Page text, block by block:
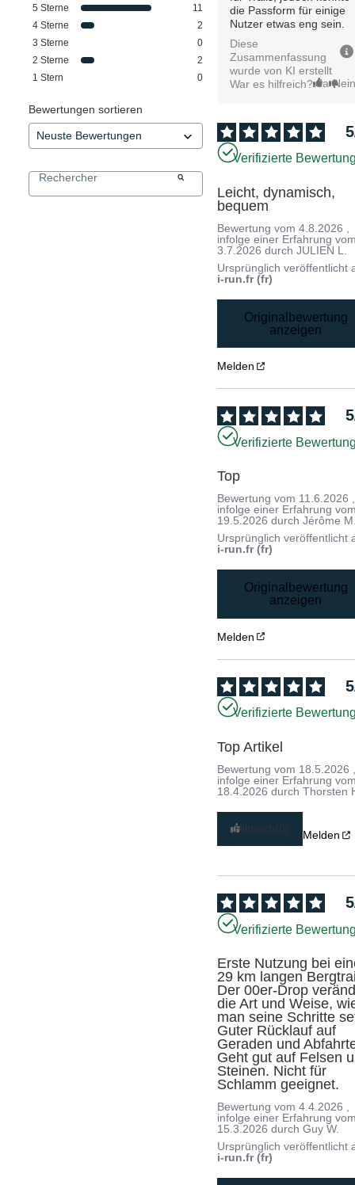
5 Sterne
11
4 Sterne
2
3 Sterne
0
2 Sterne
2
1 Stern 0
Bewertungen sortieren
die Passform für einige
Nutzer etwas eng sein.
Diese
Zusammenfassung
wurde von KI erstellt
War es hilfreich? Ja
5
Verifizierte
Leicht, dynamisch,
bequem
Bewertung vom4.8.2026
infolge einer Erfahrung
3.7.2026 durchJULIEN L.
Ursprünglich veröffentlicht
i-run.fr (fr)
Originalbewertung
anzeigen
Melden
5
Verifizierte
Top
Bewertung vom 11.6.2026 ,
infolge einer Erfahrung
19.5.2026 durchJérôme
Ursprünglich veröffentlicht
i-run.fr (fr)
Originalbewertung
anzeigen
Melden
5
Verifizierte
Top Artikel
Bewertung vom 18.5.2026
infolge einer Erfahrung
18.4.2026 durchThorsten
Hilfreich(0) Melden
5
Verifizierte
Erste Nutzung bei
29 km langen
Der 00er-Drop
die Art und Weise,
man seine Schritte
Guter Rücklauf auf
Geraden und
Geht gut auf Felsen
Steinen. Nicht für
Schlamm geeignet.
Bewertung vom4.4.2026
infolge einer Erfahrung
15.3.2026 durchGuy W.
Ursprünglich veröffentlicht
i-run.fr (fr)